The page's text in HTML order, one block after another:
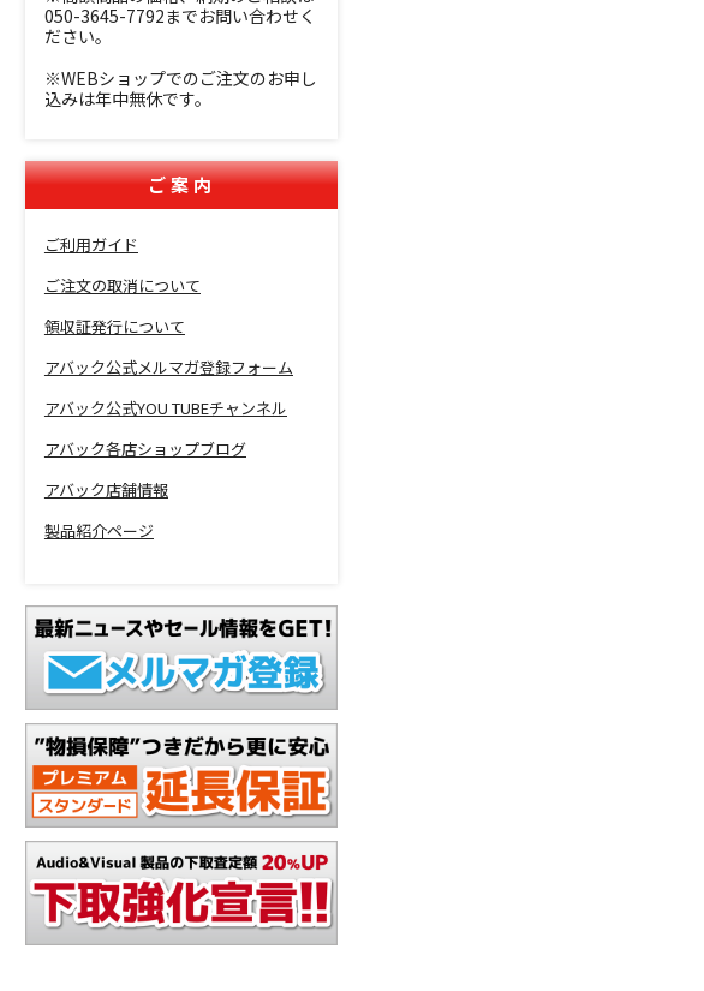
050-3645-7792までお問い合わせく
ださい。
※WEBショップでのご注文のお申し
込みは年中無休です。
ご案内
ご利用ガイド
ご注文の取消について
領収証発行について
アバック公式メルマガ登録フォーム
アバック公式YOU TUBEチャンネル
アバック各店ショップブログ
アバック店舗情報
製品紹介ページ